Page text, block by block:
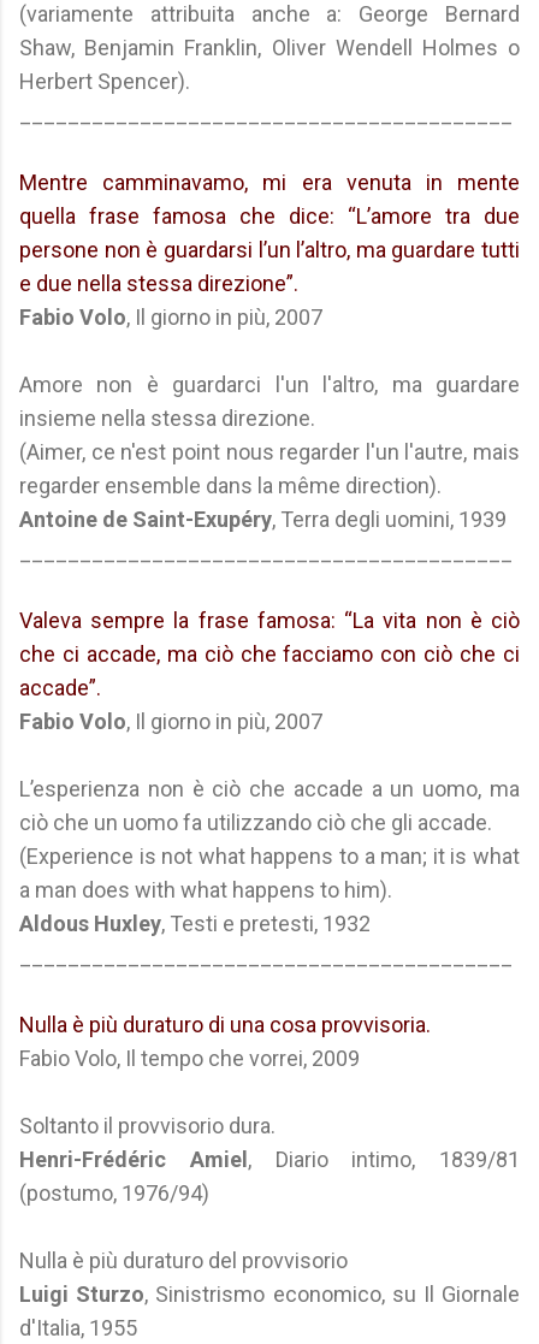
(variamente attribuita anche a: George Bernard
Shaw, Benjamin Franklin, Oliver Wendell Holmes o
Herbert Spencer).
Mentre camminavamo, mi era venuta in mente
quella frase famosa che dice: “L’amore tra due
persone non è guardarsi l’un l’altro, ma guardare tutti
e due nella stessa direzione”.
Fabio Volo, Il giorno in più, 2007
Amore non è guardarci l'un l'altro, ma guardare
insieme nella stessa direzione.
(Aimer, ce n'est point nous regarder l'un l'autre, mais
regarder ensemble dans la même direction).
Antoine de Saint-Exupéry, Terra degli uomini, 1939
Valeva sempre la frase famosa: “La vita non è ciò
che ci accade, ma ciò che facciamo con ciò che ci
accade”.
Fabio Volo, Il giorno in più, 2007
L’esperienza non è ciò che accade a un uomo, ma
ciò che un uomo fa utilizzando ciò che gli accade.
(Experience is not what happens to a man; it is what
a man does with what happens to him).
Aldous Huxley, Testi e pretesti, 1932
Nulla è più duraturo di una cosa provvisoria.
Fabio Volo, Il tempo che vorrei, 2009
Soltanto il provvisorio dura.
Henri-Frédéric Amiel , Diario intimo, 1839/81
(postumo, 1976/94)
Nulla è più duraturo del provvisorio
Luigi Sturzo, Sinistrismo economico, su Il Giornale
d'Italia, 1955